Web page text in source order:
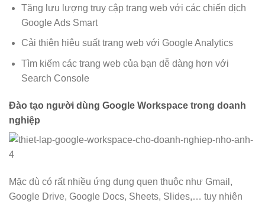
Tăng lưu lượng truy cập trang web với các chiến dịch
Google Ads Smart
Cải thiện hiệu suất trang web với Google Analytics
Tìm kiếm các trang web của bạn dễ dàng hơn với
Search Console
Đào tạo người dùng Google Workspace trong doanh
nghiệp
Mặc dù có rất nhiều ứng dụng quen thuộc như Gmail,
Google Drive, Google Docs, Sheets, Slides,… tuy nhiên